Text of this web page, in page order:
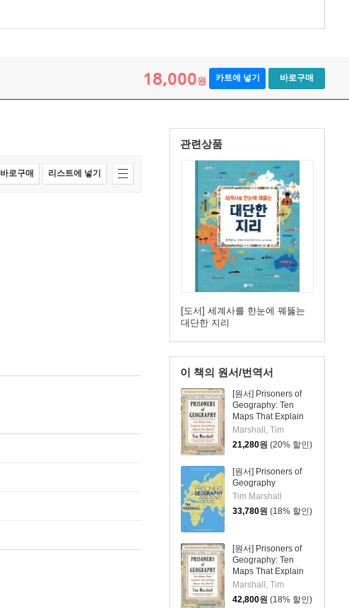
18,000원 카트에 넣기 바로구매
관련상품
[도서] 세계사를 한눈에 꿰뚫는
대단한 지리
이 책의 원서/번역서
[원서] Prisoners of
Geography: Ten
Maps That Explain
Everything about the
World
Marshall, Tim
21,280원 (20% 할인)
[원서] Prisoners of
Geography
Tim Marshall
33,780원 (18% 할인)
[원서] Prisoners of
Geography: Ten
Maps That Explain
Everything about the
Marshall, Tim
42,800원 (18% 할인)
바로구매 리스트에 넣기